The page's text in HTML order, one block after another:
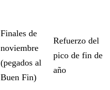
Finales de
noviembre
(pegados al
Buen Fin)
Refuerzo del
pico de fin de
año